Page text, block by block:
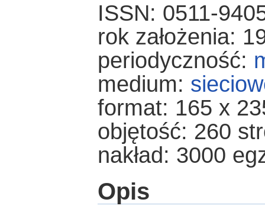
ISSN: 0511-
rok założenia:
periodyczność:
medium:
format: 165 x
objętość: 260
nakład: 3000
Opis